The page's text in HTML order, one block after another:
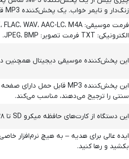
زنگ‌دار و تایمر خواب. یک پخش‌کننده MP3 قابل حمل، ایده‌آل برای مطالعه، ورزش، استراحت یا خواندن داستان‌های قبل از خواب.
الکترونیکی: TXT فرمت تصویر: JPEG، BMP.
این پخش‌کننده موسیقی دیجیتال همچنین
سنتی را ترجیح می‌دهند، مناسب می‌کند.
این دستگاه از کارت‌های حافظه میکرو SD تا ۱۲۸ گیگابایت (شامل نمی‌شود) برای ذخیره هزاران آهنگ یا ویدیو پشتیبانی می‌کند.
بکشید و رها کنید.